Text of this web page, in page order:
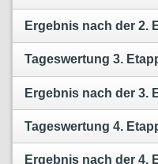
Ergebnis nach der 2.
Tageswertung 3.
Ergebnis nach der 3.
Tageswertung 4.
Ergebnis nach der 4.